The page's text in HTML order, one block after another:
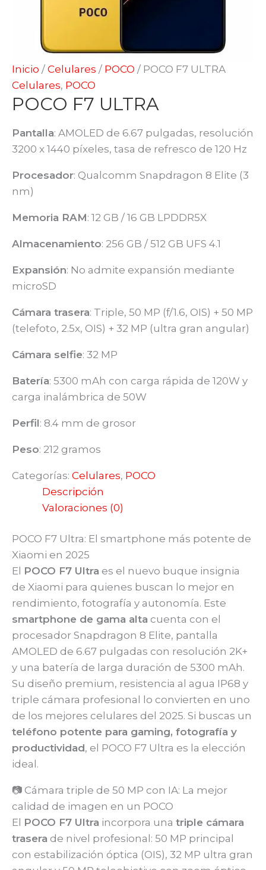
Inicio / Celulares / POCO / POCO F7 ULTRA
Celulares, POCO
POCO F7 ULTRA
Pantalla: AMOLED de 6.67 pulgadas, resolución
3200 x 1440 píxeles, tasa de refresco de 120 Hz
Procesador: Qualcomm Snapdragon 8 Elite (3
nm)
Memoria RAM: 12 GB / 16 GB LPDDR5X
Almacenamiento: 256 GB / 512 GB UFS 4.1
Expansión: No admite expansión mediante
microSD
Cámara trasera: Triple, 50 MP (f/1.6, OIS) + 50 MP
(telefoto, 2.5x, OIS) + 32 MP (ultra gran angular)
Cámara selfie: 32 MP
Batería: 5300 mAh con carga rápida de 120W y
carga inalámbrica de 50W
Perfil: 8.4 mm de grosor
Peso: 212 gramos
Categorías: Celulares, POCO
Descripción
Valoraciones (0)
POCO F7 Ultra: El smartphone más potente de
Xiaomi en 2025
El POCO F7 Ultra es el nuevo buque insignia
de Xiaomi para quienes buscan lo mejor en
rendimiento, fotografía y autonomía. Este
smartphone de gama alta cuenta con el
procesador Snapdragon 8 Elite, pantalla
AMOLED de 6.67 pulgadas con resolución 2K+
y una batería de larga duración de 5300 mAh.
Su diseño premium, resistencia al agua IP68 y
triple cámara profesional lo convierten en uno
de los mejores celulares del 2025. Si buscas un
teléfono potente para gaming, fotografía y
productividad, el POCO F7 Ultra es la elección
ideal.
📷 Cámara triple de 50 MP con IA: La mejor
calidad de imagen en un POCO
El POCO F7 Ultra incorpora una triple cámara
trasera de nivel profesional: 50 MP principal
con estabilización óptica (OIS), 32 MP ultra gran